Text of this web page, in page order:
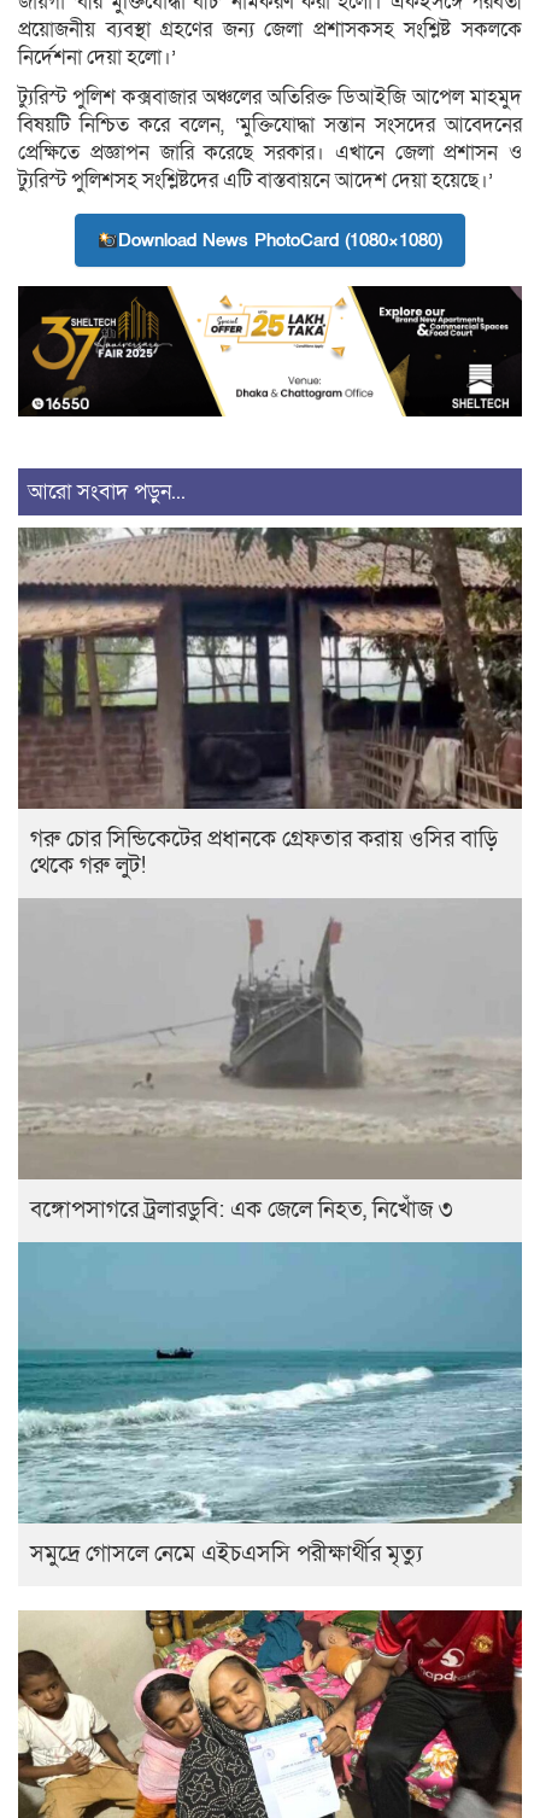
প্রয়োজনীয় ব্যবস্থা গ্রহণের জন্য জেলা প্রশাসকসহ সংশ্লিষ্ট সকলকে
নির্দেশনা দেয়া হলো।’
ট্যুরিস্ট পুলিশ কক্সবাজার অঞ্চলের অতিরিক্ত ডিআইজি আপেল মাহমুদ
বিষয়টি নিশ্চিত করে বলেন, ‘মুক্তিযোদ্ধা সন্তান সংসদের আবেদনের
প্রেক্ষিতে প্রজ্ঞাপন জারি করেছে সরকার। এখানে জেলা প্রশাসন ও
ট্যুরিস্ট পুলিশসহ সংশ্লিষ্টদের এটি বাস্তবায়নে আদেশ দেয়া হয়েছে।’
Download News PhotoCard (1080×1080)
আরো সংবাদ পড়ুন...
গরু চোর সিন্ডিকেটের প্রধানকে গ্রেফতার করায় ওসির বাড়ি
থেকে গরু লুট!
বঙ্গোপসাগরে ট্রলারডুবি: এক জেলে নিহত, নিখোঁজ ৩
সমুদ্রে গোসলে নেমে এইচএসসি পরীক্ষার্থীর মৃত্যু